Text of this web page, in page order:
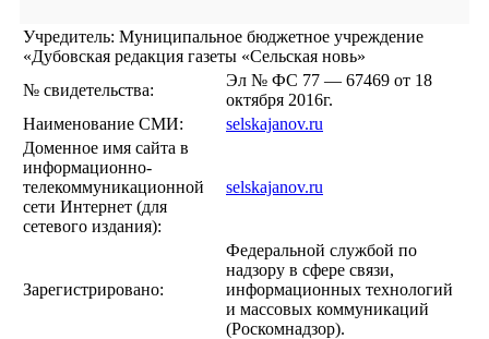
Учредитель: Муниципальное бюджетное учреждение
«Дубовская редакция газеты «Сельская новь»
№ свидетельства:
Эл № ФС 77 — 67469 от 18
октября 2016г.
Наименование СМИ:
selskajanov.ru
Доменное имя сайта в
информационно-
телекоммуникационной
сети Интернет (для
сетевого издания):
selskajanov.ru
Зарегистрировано:
Федеральной службой по
надзору в сфере связи,
информационных технологий
и массовых коммуникаций
(Роскомнадзор).